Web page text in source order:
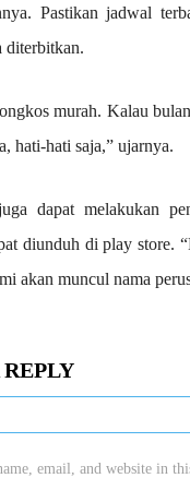
Pastikan jadwal
diterbitkan.
murah. Kalau
hati-hati saja,” ujarnya.
dapat melakukan
diunduh di play store.
akan muncul nama
email, and website in